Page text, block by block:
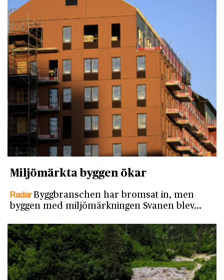
Miljömärkta byggen ökar
RadarByggbranschen har bromsat in, men
byggen med miljömärkningen Svanen blev…